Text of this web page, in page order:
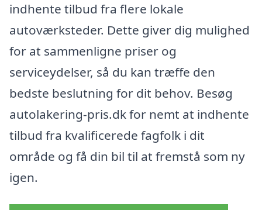
indhente tilbud fra flere lokale
autoværksteder. Dette giver dig mulighed
for at sammenligne priser og
serviceydelser, så du kan træffe den
bedste beslutning for dit behov. Besøg
autolakering-pris.dk for nemt at indhente
tilbud fra kvalificerede fagfolk i dit
område og få din bil til at fremstå som ny
igen.